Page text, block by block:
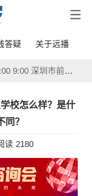
答疑 关于远播
2026-08-16 00:00:00 9:00 深圳市前海国王国际学校
2026-08-09 00:00:00 9:00 深圳市前海国王国际学校
2026-08-08 00:00:00 9:30 深圳市前海国王国际学校
校怎么样？是什
同？
读 2180